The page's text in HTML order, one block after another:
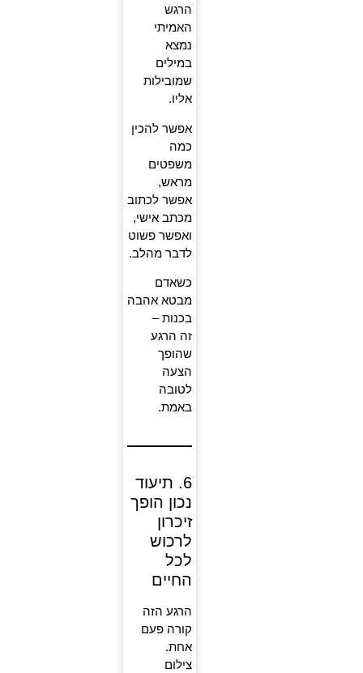
הרגש
האמיתי
נמצא
במילים
שמובילות
אליו.
אפשר להכין
כמה
משפטים
מראש,
אפשר לכתוב
מכתב אישי,
ואפשר פשוט
לדבר מהלב.
כשאדם
מבטא אהבה
בכנות –
זה הרגע
שהופך
הצעה
לטובה
באמת.
6. תיעוד
נכון הופך
זיכרון
לרכוש
לכל
החיים
הרגע הזה
קורה פעם
אחת.
צילום